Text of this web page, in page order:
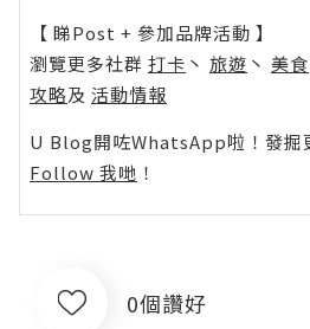
【 睇Post + 參加品牌活動 】
瀏覽更多社群 打卡 丶 旅遊 丶 美食
攻略及 活動情報
U Blog開咗WhatsApp啦！發掘
Follow 我哋 ！
0個讚好